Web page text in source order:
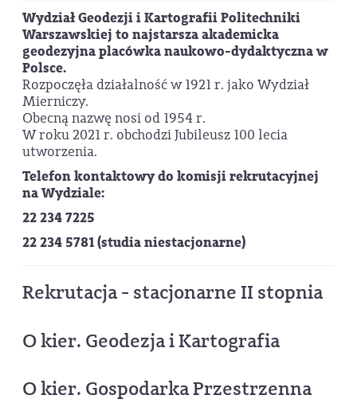
Wydział Geodezji i Kartografii Politechniki
Warszawskiej to najstarsza akademicka
geodezyjna placówka naukowo-dydaktyczna w
Polsce.
Rozpoczęła działalność w 1921 r. jako Wydział
Mierniczy.
Obecną nazwę nosi od 1954 r.
W roku 2021 r. obchodzi Jubileusz 100 lecia
utworzenia.
Telefon kontaktowy do komisji rekrutacyjnej
na Wydziale:
22 234 7225
22 234 5781 (studia niestacjonarne)
Rekrutacja - stacjonarne II stopnia
O kier. Geodezja i Kartografia
O kier. Gospodarka Przestrzenna